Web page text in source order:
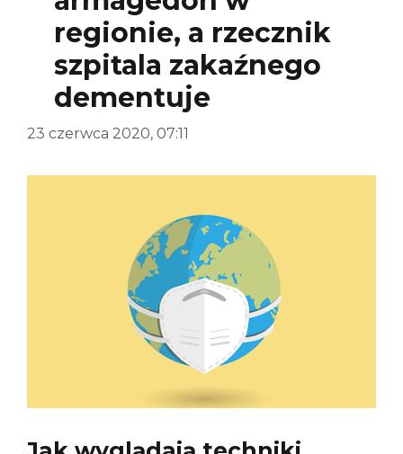
regionie, a rzecznik
szpitala zakaźnego
dementuje
23 czerwca 2020, 07:11